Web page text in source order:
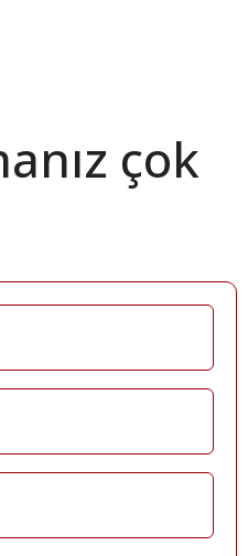
çok